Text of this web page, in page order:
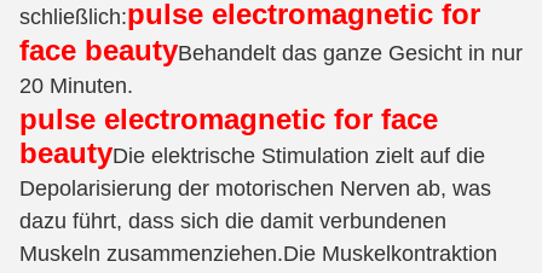
schließlich:pulse electromagnetic for
face beautyBehandelt das ganze Gesicht in nur
20 Minuten.
pulse electromagnetic for face
beautyDie elektrische Stimulation zielt auf die
Depolarisierung der motorischen Nerven ab, was
dazu führt, dass sich die damit verbundenen
Muskeln zusammenziehen.Die Muskelkontraktion